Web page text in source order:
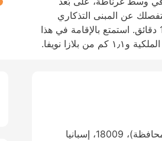
عن المبنى التذكاري
كورال ديل كاربون مسافة مشي مدّتها 10 دقائق. استمتع بالإقامة في هذا